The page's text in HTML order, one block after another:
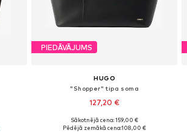
PIEDĀVĀJUMS
HUGO
"Shopper" tipa soma
127,20 €
Pieejamie izmēri: One Size
Sākotnējā cena: 159,00 €
Pēdējā zemākā cena:108,00 €